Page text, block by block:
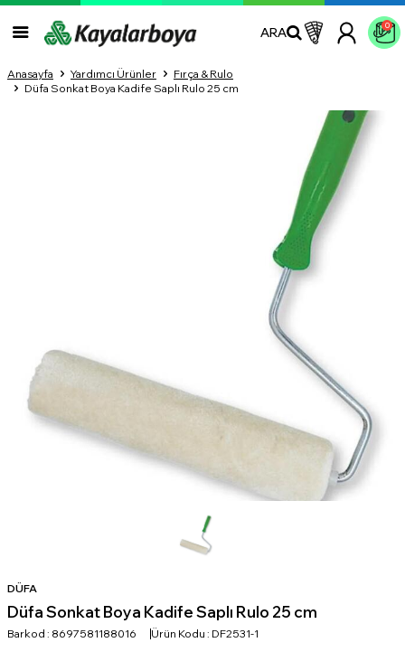
ARA 0
Anasayfa Yardımcı Ürünler
Fırça & Rulo
Düfa Sonkat Boya Kadife Saplı Rulo 25 cm
DÜFA
Düfa Sonkat Boya Kadife Saplı Rulo 25 cm
Barkod : 8697581188016 Ürün Kodu : DF2531-1